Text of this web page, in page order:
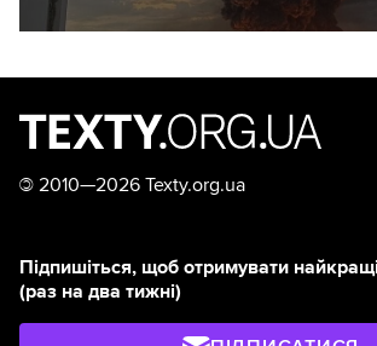
© 2010—2026 Texty.org.ua
Підпишіться, щоб отримувати
(раз на два тижні)